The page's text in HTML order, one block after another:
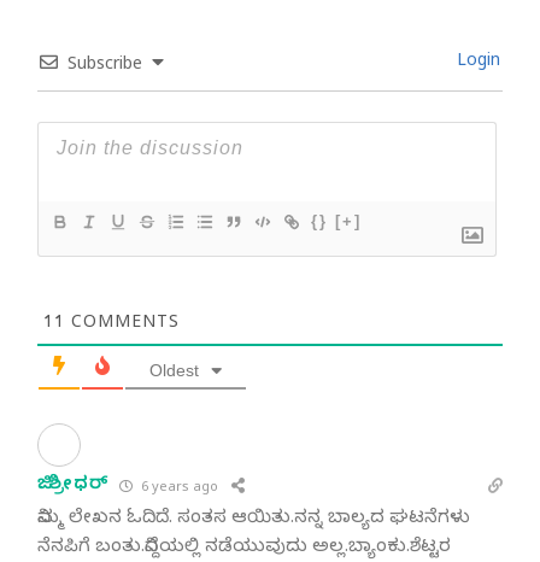
Subscribe Login
{} [+]
11 COMMENTS
Oldest
ಜಿ. ಶ್ರೀಧರ್ 6 years ago
ನಿಮ್ಮ ಲೇಖನ ಓದಿದೆ. ಸಂತಸ ಆಯಿತು.ನನ್ನ ಬಾಲ್ಯದ ಘಟನೆಗಳು
ನೆನಪಿಗೆ ಬಂತು.ನಿದ್ದೆಯಲ್ಲಿ ನಡೆಯುವುದು ಅಲ್ಲ.ಬ್ಯಾಂಕು.ಶೆಟ್ಟರ